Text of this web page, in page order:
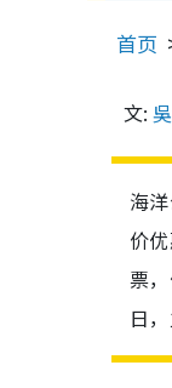
首页
文:
海
价
票
日